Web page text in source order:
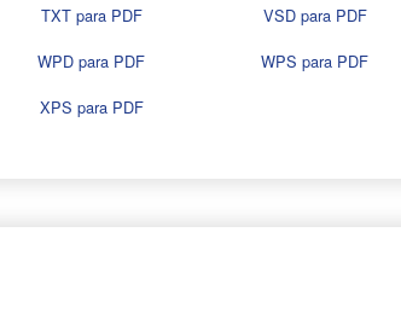
TXT para PDF
VSD para PDF
WPD para PDF
WPS para PDF
XPS para PDF